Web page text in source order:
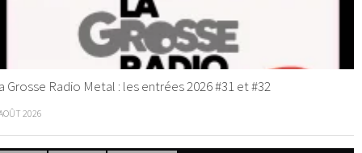
Grosse Radio Metal : les entrées 2026 #31 et #32
2026